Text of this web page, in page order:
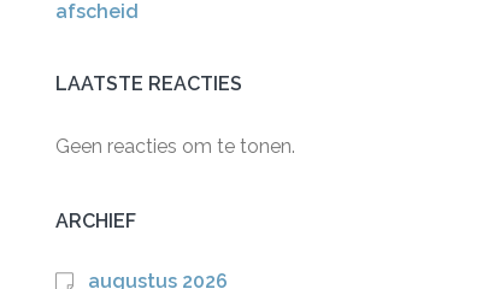
afscheid
LAATSTE REACTIES
Geen reacties om te tonen.
ARCHIEF
augustus 2026